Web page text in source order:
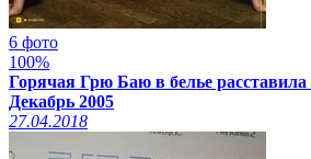
6 фото
100%
Горячая Грю Баю в белье
Декабрь 2005
27.04.2018